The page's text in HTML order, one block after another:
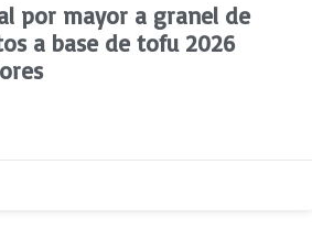
por mayor a granel de
a base de tofu 2026